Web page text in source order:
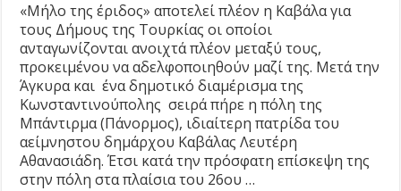
«Μήλο της έριδος» αποτελεί πλέον η Καβάλα για
τους Δήμους της Τουρκίας οι οποίοι
ανταγωνίζονται ανοιχτά πλέον μεταξύ τους,
προκειμένου να αδελφοποιηθούν μαζί της. Μετά την
Άγκυρα και ένα δημοτικό διαμέρισμα της
Κωνσταντινούπολης σειρά πήρε η πόλη της
Μπάντιρμα (Πάνορμος), ιδιαίτερη πατρίδα του
αείμνηστου δημάρχου Καβάλας Λευτέρη
Αθανασιάδη. Έτσι κατά την πρόσφατη επίσκεψη της
στην πόλη στα πλαίσια του 26ου …